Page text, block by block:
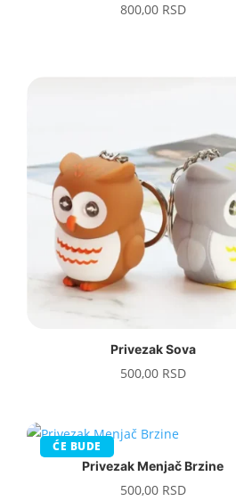
800,00 RSD
Privezak Sova
500,00 RSD
ĆE BUDE
Privezak Menjač Brzine
500,00 RSD